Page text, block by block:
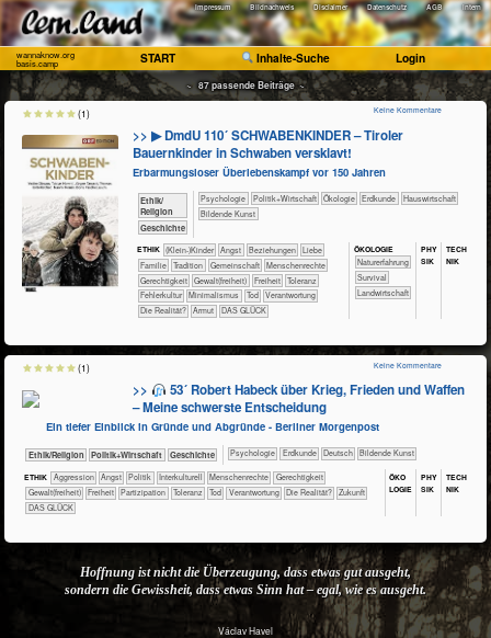
Impressum Bildnachweis Disclaimer Datenschutz AGB Intern
wannaknow.org
basis.camp START Inhalte-Suche Login
~ 87 passende Beiträge ~
>> ▶ DmdU 110´ SCHWABENKINDER – Tiroler
Bauernkinder in Schwaben versklavt!
Erbarmungsloser Überlebenskampf vor 150 Jahren
​​​​​​​​​​Ethik/​
Religion
​​​​​​​​Geschichte
​​​​​​​​​​Psychologie ​​​​​​​​​Politik+​Wirtschaft ​​​​​​​​Ökologie ​​​​​Erdkunde
​Haus­wirtschaft
Bildende Kunst
ETHIK (Klein-)Kinder ​​​​​​​​​​​​​Angst ​​​​​​​​​​​​​Beziehungen
​​​​​​​​​​​​Liebe
​​​​​​​​​​​Familie
​​​​​​​​​​​Tradition ​​​​​​​​​​Gemeinschaft
​​​​​​​Menschenrechte
​​​​Gerechtigkeit
​​​​Gewalt(freiheit) ​​​Freiheit
​​​Toleranz
​​Fehlerkultur
​​Minimalismus ​​Tod
​​Verantwortung
​Die Realität?
Armut DAS GLÜCK
ÖKO​LOGIE
​​​​​​​​​​​​​Naturerfahrung
​​​​​​​​​​​​Survival
​​​​​Landwirtschaft
PHY​
SIK
TECH​
NIK
Keine Kommentare
(1)
>>
53´ Robert Habeck über Krieg, Frieden und Waffen
– Meine schwerste Entscheidung
Ein tiefer Einblick in Gründe und Abgründe - Berliner Morgenpost
​​​​​​​​​​Ethik/​Religion ​​​​​​​​​Politik+​Wirtschaft ​​​​​​​​Geschichte ​​​​​​​​​​Psychologie ​​​​​Erdkunde ​​​​Deutsch Bildende Kunst
ETHIK ​​​​​​​​​​​​​Aggression ​​​​​​​​​​​​​Angst ​​​​​​​​​Politik ​​​​​​​​Interkulturell ​​​​​​​Menschenrechte
​​​​Gerechtigkeit
​​​​Gewalt(freiheit)
​​​Freiheit ​​​Partizipation ​​​Toleranz ​​Tod ​​Verantwortung ​Die Realität?
​Zukunft
DAS GLÜCK
ÖKO​
LOGIE
PHY​
SIK
TECH​
NIK
Keine Kommentare
(1)
Hoffnung ist nicht die Überzeugung, dass etwas gut ausgeht,
sondern die Gewissheit, dass etwas Sinn hat – egal, wie es ausgeht.
Václav Havel